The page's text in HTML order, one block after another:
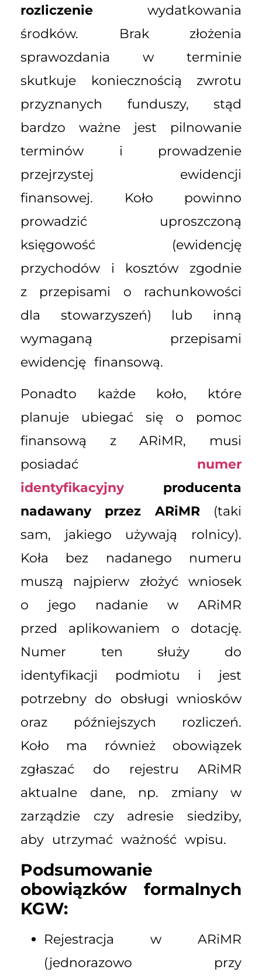
rozliczenie wydatkowania
środków. Brak złożenia
sprawozdania w terminie
skutkuje koniecznością zwrotu
przyznanych funduszy, stąd
bardzo ważne jest pilnowanie
terminów i prowadzenie
przejrzystej ewidencji
finansowej. Koło powinno
prowadzić uproszczoną
księgowość (ewidencję
przychodów i kosztów zgodnie
z przepisami o rachunkowości
dla stowarzyszeń) lub inną
wymaganą przepisami
ewidencję finansową.
Ponadto każde koło, które
planuje ubiegać się o pomoc
finansową z ARiMR, musi
posiadać numer
identyfikacyjny producenta
nadawany przez ARiMR(taki
sam, jakiego używają rolnicy).
Koła bez nadanego numeru
muszą najpierw złożyć wniosek
o jego nadanie w ARiMR
przed aplikowaniem o dotację.
Numer ten służy do
identyfikacji podmiotu i jest
potrzebny do obsługi wniosków
oraz późniejszych rozliczeń.
Koło ma również obowiązek
zgłaszać do rejestru ARiMR
aktualne dane, np. zmiany w
zarządzie czy adresie siedziby,
aby utrzymać ważność wpisu.
Podsumowanie
obowiązków formalnych
KGW:
Rejestracja w ARiMR
(jednorazowo przy